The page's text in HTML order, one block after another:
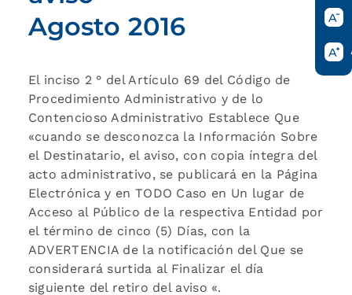
Agosto 2016
El inciso 2 ° del Artículo 69 del Código de
Procedimiento Administrativo y de lo
Contencioso Administrativo Establece Que
«cuando se desconozca la Información Sobre
el Destinatario, el aviso, con copia íntegra del
acto administrativo, se publicará en la Página
Electrónica y en TODO Caso en Un lugar de
Acceso al Público de la respectiva Entidad por
el término de cinco (5) Días, con la
ADVERTENCIA de la notificación del Que se
considerará surtida al Finalizar el día
siguiente del retiro del aviso «.